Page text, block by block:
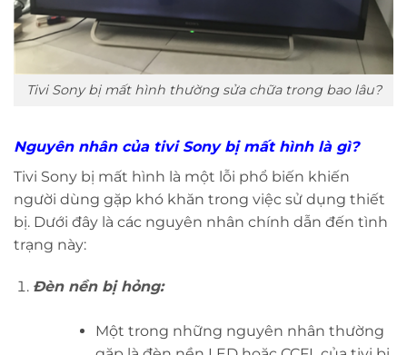
Tivi Sony bị mất hình thường sửa chữa trong bao lâu?
Nguyên nhân của tivi Sony bị mất hình là gì?
Tivi Sony bị mất hình là một lỗi phổ biến khiến
người dùng gặp khó khăn trong việc sử dụng thiết
bị. Dưới đây là các nguyên nhân chính dẫn đến tình
trạng này:
Đèn nền bị hỏng:
Một trong những nguyên nhân thường